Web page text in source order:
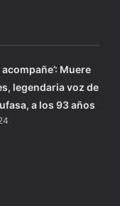
Muere
legendaria voz de
a los 93 años